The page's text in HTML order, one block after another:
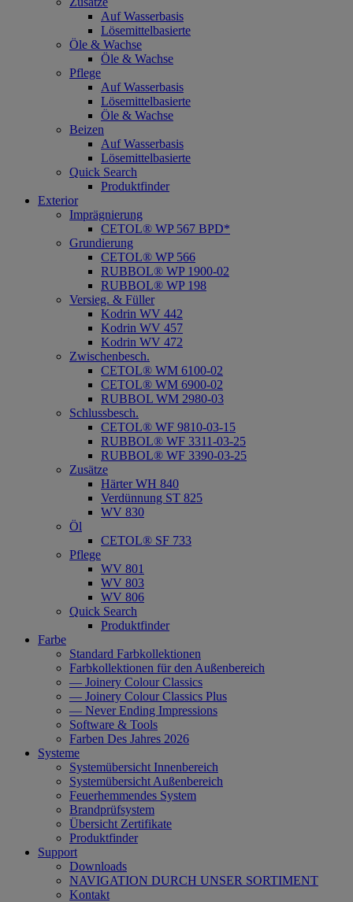
Auf Wasserbasis
Lösemittelbasierte
Öle & Wachse
Öle & Wachse
Pflege
Auf Wasserbasis
Lösemittelbasierte
Öle & Wachse
Beizen
Auf Wasserbasis
Lösemittelbasierte
Quick Search
Produktfinder
Exterior
Imprägnierung
CETOL® WP 567 BPD*
Grundierung
CETOL® WP 566
RUBBOL® WP 1900-02
RUBBOL® WP 198
Versieg. & Füller
Kodrin WV 442
Kodrin WV 457
Kodrin WV 472
Zwischenbesch.
CETOL® WM 6100-02
CETOL® WM 6900-02
RUBBOL WM 2980-03
Schlussbesch.
CETOL® WF 9810-03-15
RUBBOL® WF 3311-03-25
RUBBOL® WF 3390-03-25
Zusätze
Härter WH 840
Verdünnung ST 825
WV 830
Öl
CETOL® SF 733
Pflege
WV 801
WV 803
WV 806
Quick Search
Produktfinder
Farbe
Standard Farbkollektionen
Farbkollektionen für den Außenbereich
— Joinery Colour Classics
— Joinery Colour Classics Plus
— Never Ending Impressions
Software & Tools
Farben Des Jahres 2026
Systeme
Systemübersicht Innenbereich
Systemübersicht Außenbereich
Feuerhemmendes System
Brandprüfsystem
Übersicht Zertifikate
Produktfinder
Support
Downloads
NAVIGATION DURCH UNSER SORTIMENT
Kontakt